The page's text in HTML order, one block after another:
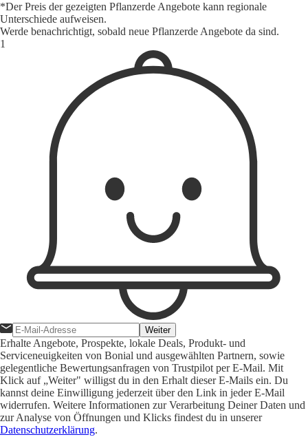
*Der Preis der gezeigten Pflanzerde Angebote kann regionale
Unterschiede aufweisen.
Werde benachrichtigt, sobald neue Pflanzerde Angebote da sind.
1
Weiter
Erhalte Angebote, Prospekte, lokale Deals, Produkt- und
Serviceneuigkeiten von Bonial und ausgewählten Partnern, sowie
gelegentliche Bewertungsanfragen von Trustpilot per E-Mail. Mit
Klick auf „Weiter" willigst du in den Erhalt dieser E-Mails ein. Du
kannst deine Einwilligung jederzeit über den Link in jeder E-Mail
widerrufen. Weitere Informationen zur Verarbeitung Deiner Daten und
zur Analyse von Öffnungen und Klicks findest du in unserer
Datenschutzerklärung.